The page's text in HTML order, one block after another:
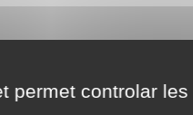
permet controlar